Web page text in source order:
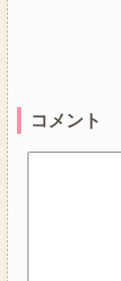
コメント